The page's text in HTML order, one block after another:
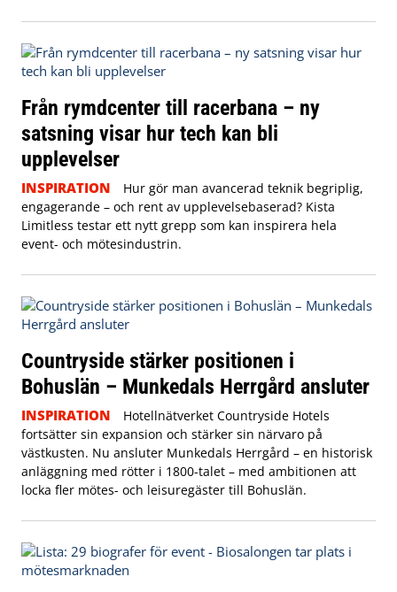
Från rymdcenter till racerbana – ny
satsning visar hur tech kan bli
upplevelser
INSPIRATION
Hur gör man avancerad teknik begriplig,
engagerande – och rent av upplevelsebaserad? Kista
Limitless testar ett nytt grepp som kan inspirera hela
event- och mötesindustrin.
Countryside stärker positionen i
Bohuslän – Munkedals Herrgård ansluter
INSPIRATION
Hotellnätverket Countryside Hotels
fortsätter sin expansion och stärker sin närvaro på
västkusten. Nu ansluter Munkedals Herrgård – en historisk
anläggning med rötter i 1800-talet – med ambitionen att
locka fler mötes- och leisuregäster till Bohuslän.